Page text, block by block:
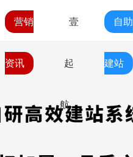
营销
资讯
壹
起
航
自助
建站